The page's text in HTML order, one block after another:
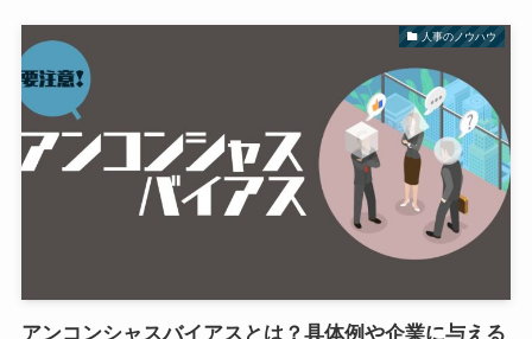
人事のノウハウ
アンコンシャスバイアスとは？具体例や企業に与える